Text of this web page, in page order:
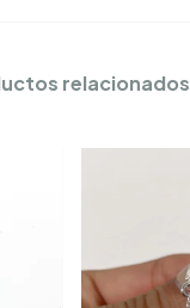
relacionados